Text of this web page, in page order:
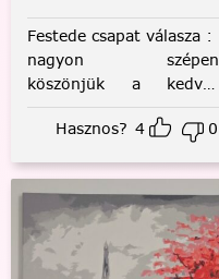
Festede csapat válasza :
nagyon szépen
köszönjük a kedves
visszajelzést! :)
Hasznos? 4 0